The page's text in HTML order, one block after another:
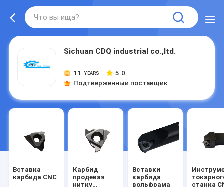
Sichuan CDQ industrial co.,ltd.
11 YEARS
5.0
Подтверженный поставщик
Вставка
карбида CNC
Карбид
продевая
нитку
Вставки
карбида
вольфрама
станка